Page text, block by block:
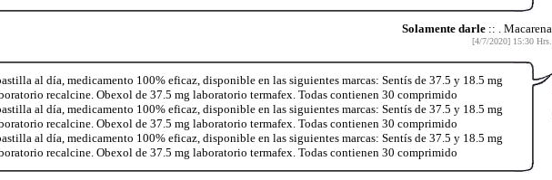
Solamente darle:: . Macarena
[4/7/2020] 15:30 Hrs.
al día, medicamento 100% eficaz, disponible en las siguientes marcas: Sentís de 37.5 y 18.5 mg
recalcine. Obexol de 37.5 mg laboratorio termafex. Todas contienen 30 comprimido
al día, medicamento 100% eficaz, disponible en las siguientes marcas: Sentís de 37.5 y 18.5 mg
recalcine. Obexol de 37.5 mg laboratorio termafex. Todas contienen 30 comprimido
al día, medicamento 100% eficaz, disponible en las siguientes marcas: Sentís de 37.5 y 18.5 mg
recalcine. Obexol de 37.5 mg laboratorio termafex. Todas contienen 30 comprimido